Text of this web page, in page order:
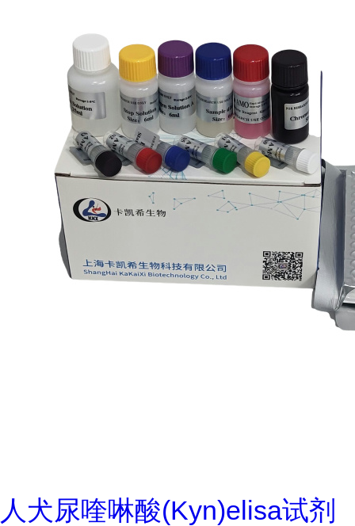
人犬尿喹啉酸(Kyn)elisa试剂